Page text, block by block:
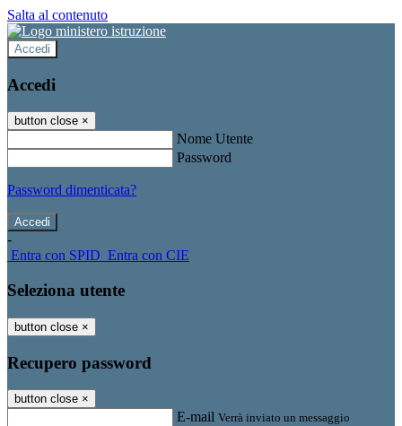
Salta al contenuto
Accedi
Accedi
button close ×
Nome Utente
Password
Password dimenticata?
-
Entra con SPID Entra con CIE
Seleziona utente
button close ×
Recupero password
button close ×
E-mail Verrà inviato un messaggio